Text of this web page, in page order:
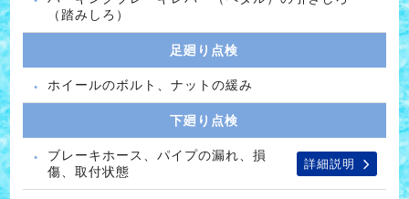
（踏みしろ）
足廻り点検
ホイールのボルト、ナットの緩み
下廻り点検
ブレーキホース、パイプの漏れ、損
傷、取付状態
詳細説明